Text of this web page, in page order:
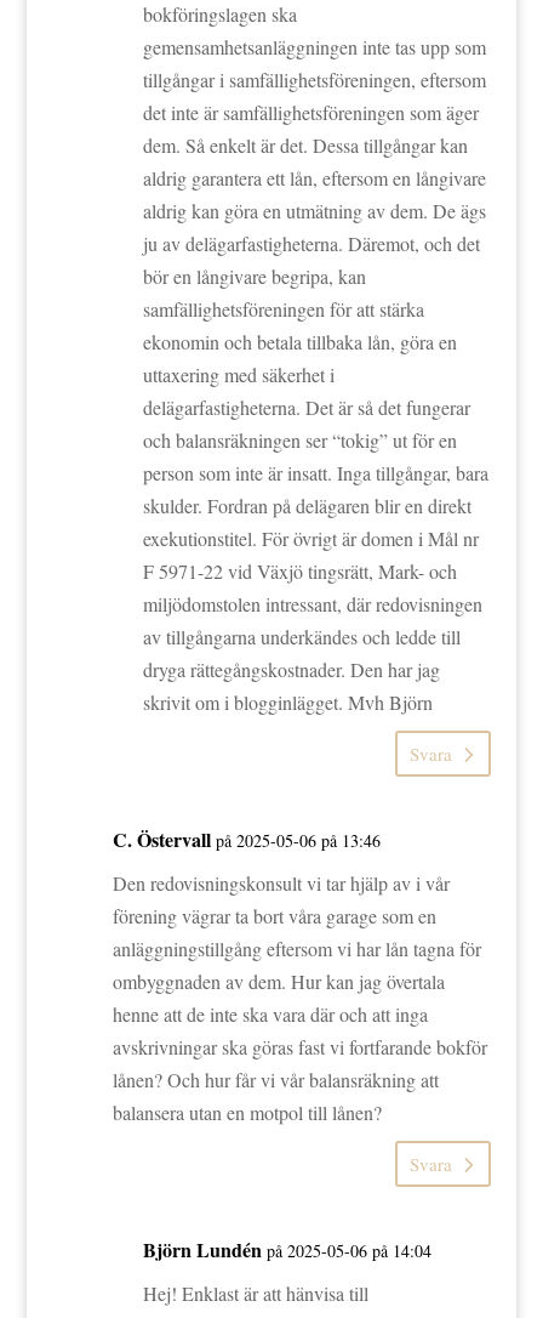
bokföringslagen ska
gemensamhetsanläggningen inte tas upp som
tillgångar i samfällighetsföreningen, eftersom
det inte är samfällighetsföreningen som äger
dem. Så enkelt är det. Dessa tillgångar kan
aldrig garantera ett lån, eftersom en långivare
aldrig kan göra en utmätning av dem. De ägs
ju av delägarfastigheterna. Däremot, och det
bör en långivare begripa, kan
samfällighetsföreningen för att stärka
ekonomin och betala tillbaka lån, göra en
uttaxering med säkerhet i
delägarfastigheterna. Det är så det fungerar
och balansräkningen ser “tokig” ut för en
person som inte är insatt. Inga tillgångar, bara
skulder. Fordran på delägaren blir en direkt
exekutionstitel. För övrigt är domen i Mål nr
F 5971-22 vid Växjö tingsrätt, Mark- och
miljödomstolen intressant, där redovisningen
av tillgångarna underkändes och ledde till
dryga rättegångskostnader. Den har jag
skrivit om i blogginlägget. Mvh Björn
Svara
C. Östervall på 2025-05-06 på 13:46
Den redovisningskonsult vi tar hjälp av i vår
förening vägrar ta bort våra garage som en
anläggningstillgång eftersom vi har lån tagna för
ombyggnaden av dem. Hur kan jag övertala
henne att de inte ska vara där och att inga
avskrivningar ska göras fast vi fortfarande bokför
lånen? Och hur får vi vår balansräkning att
balansera utan en motpol till lånen?
Svara
Björn Lundén på 2025-05-06 på 14:04
Hej! Enklast är att hänvisa till